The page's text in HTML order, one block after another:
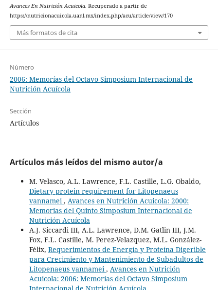
Avances En Nutrición Acuicola. Recuperado a partir de
https://nutricionacuicola.uanl.mx/index.php/acu/article/view/170
Más formatos de cita
Número
2006: Memorías del Octavo Simposium Internacional de
Nutrición Acuícola
Sección
Artículos
Artículos más leídos del mismo autor/a
M. Velasco, A.L. Lawrence, F.L. Castille, L.G. Obaldo,
Dietary protein requirement for Litopenaeus
vannamei, Avances en Nutrición Acuicola: 2000:
Memorias del Quinto Simposium Internacional de
Nutrición Acuícola
A.J. Siccardi III, A.L. Lawrence, D.M. Gatlin III, J.M.
Fox, F.L. Castille, M. Perez-Velazquez, M.L. González-
Félix, Requerimientos de Energía y Proteína Digerible
para Crecimiento y Mantenimiento de Subadultos de
Litopenaeus vannamei, Avances en Nutrición
Acuicola: 2006: Memorías del Octavo Simposium